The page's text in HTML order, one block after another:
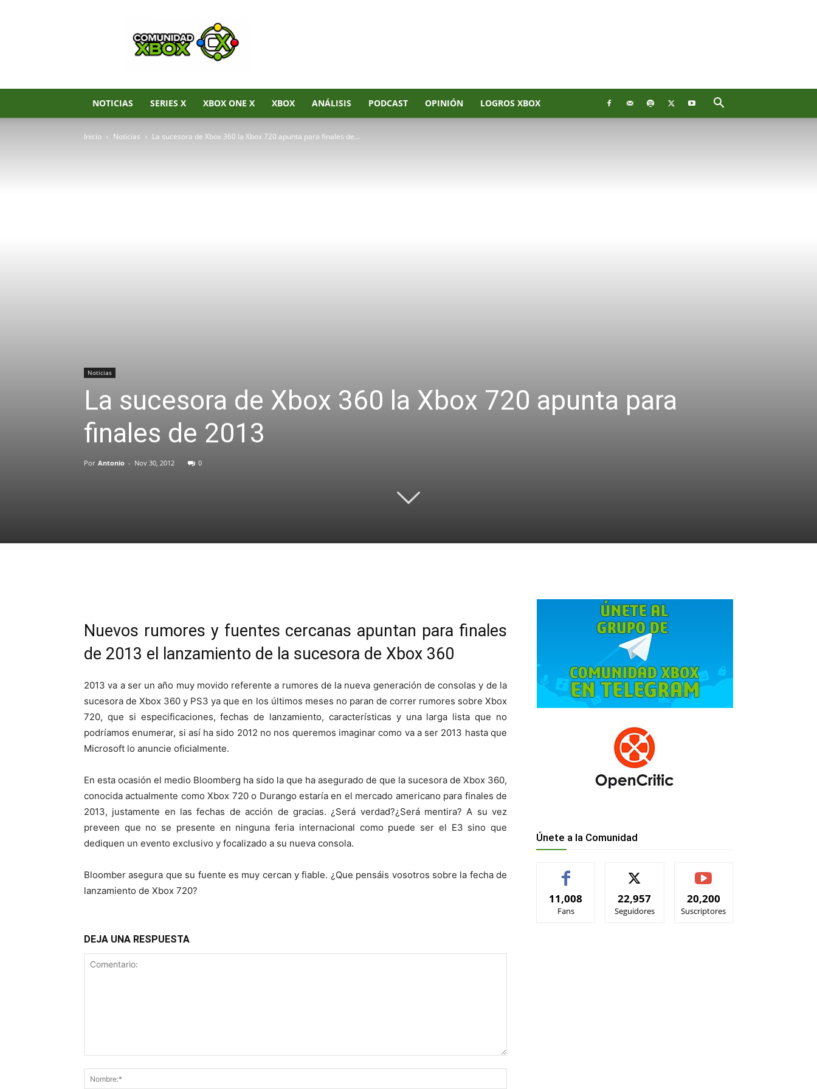
Noticias
de
Xbox
Series
Xbox
One
360
NOTICIAS SERIES X XBOX ONE X XBOX ANÁLISIS PODCAST OPINIÓN LOGROS XBOX
Inicio Noticias La sucesora de Xbox 360 la Xbox 720 apunta para finales de...
Noticias
La sucesora de Xbox 360 la Xbox 720 apunta para
finales de 2013
Por Antonio - Nov 30, 2012 0
Nuevos rumores y fuentes cercanas apuntan para finales
de 2013 el lanzamiento de la sucesora de Xbox 360
2013 va a ser un año muy movido referente a rumores de la nueva generación de consolas y de la
sucesora de Xbox 360 y PS3 ya que en los últimos meses no paran de correr rumores sobre Xbox
720, que si especificaciones, fechas de lanzamiento, características y una larga lista que no
podríamos enumerar, si así ha sido 2012 no nos queremos imaginar como va a ser 2013 hasta que
Microsoft lo anuncie oficialmente.
En esta ocasión el medio Bloomberg ha sido la que ha asegurado de que la sucesora de Xbox 360,
conocida actualmente como Xbox 720 o Durango estaría en el mercado americano para finales de
2013, justamente en las fechas de acción de gracias. ¿Será verdad?¿Será mentira? A su vez
preveen que no se presente en ninguna feria internacional como puede ser el E3 sino que
dediquen un evento exclusivo y focalizado a su nueva consola.
Bloomber asegura que su fuente es muy cercan y fiable. ¿Que pensáis vosotros sobre la fecha de
lanzamiento de Xbox 720?
DEJA UNA RESPUESTA
Únete a la Comunidad
11,008
Fans
22,957
Seguidores
20,200
Suscriptores